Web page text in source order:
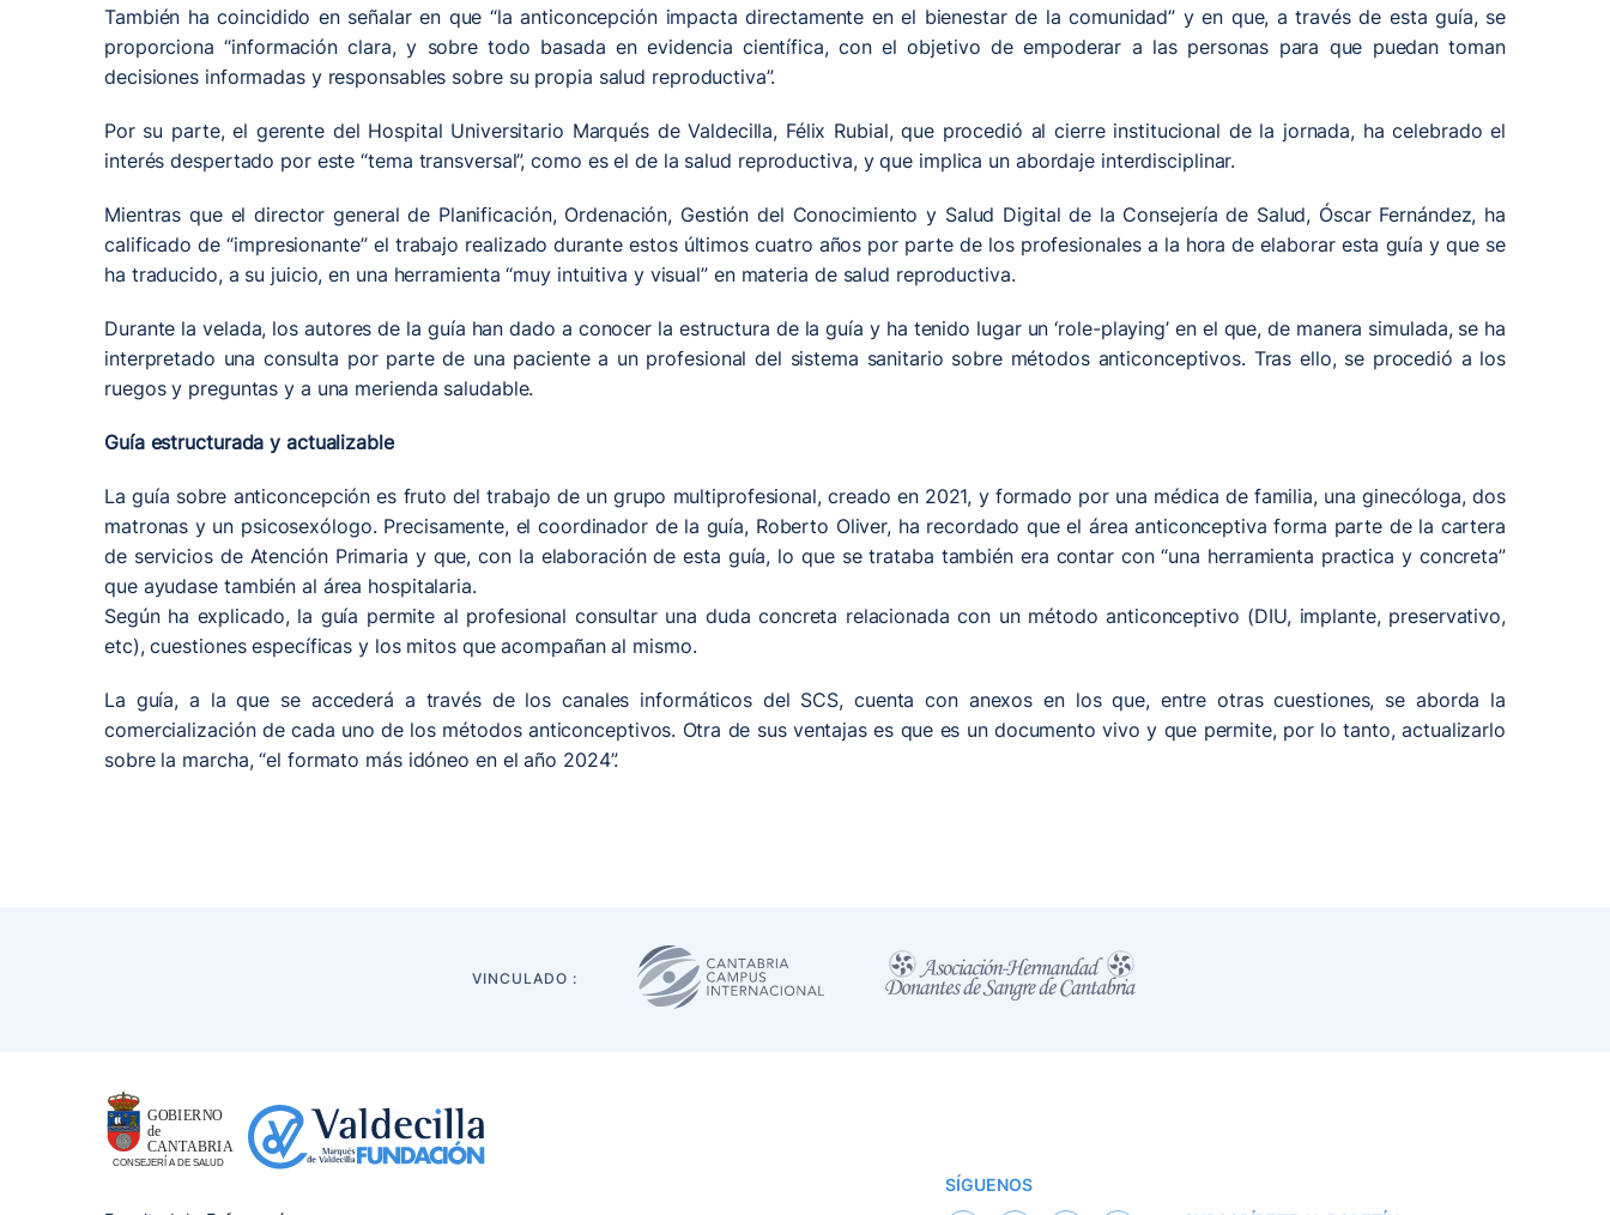
También ha coincidido en señalar en que “la anticoncepción impacta directamente en el bienestar de la comunidad” y en que, a través de esta guía, se
proporciona “información clara, y sobre todo basada en evidencia científica, con el objetivo de empoderar a las personas para que puedan toman
decisiones informadas y responsables sobre su propia salud reproductiva”.
Por su parte, el gerente del Hospital Universitario Marqués de Valdecilla, Félix Rubial, que procedió al cierre institucional de la jornada, ha celebrado el
interés despertado por este “tema transversal”, como es el de la salud reproductiva, y que implica un abordaje interdisciplinar.
Mientras que el director general de Planificación, Ordenación, Gestión del Conocimiento y Salud Digital de la Consejería de Salud, Óscar Fernández, ha
calificado de “impresionante” el trabajo realizado durante estos últimos cuatro años por parte de los profesionales a la hora de elaborar esta guía y que se
ha traducido, a su juicio, en una herramienta “muy intuitiva y visual” en materia de salud reproductiva.
Durante la velada, los autores de la guía han dado a conocer la estructura de la guía y ha tenido lugar un ‘role-playing’ en el que, de manera simulada, se ha
interpretado una consulta por parte de una paciente a un profesional del sistema sanitario sobre métodos anticonceptivos. Tras ello, se procedió a los
ruegos y preguntas y a una merienda saludable.
Guía estructurada y actualizable
La guía sobre anticoncepción es fruto del trabajo de un grupo multiprofesional, creado en 2021, y formado por una médica de familia, una ginecóloga, dos
matronas y un psicosexólogo. Precisamente, el coordinador de la guía, Roberto Oliver, ha recordado que el área anticonceptiva forma parte de la cartera
de servicios de Atención Primaria y que, con la elaboración de esta guía, lo que se trataba también era contar con “una herramienta practica y concreta”
que ayudase también al área hospitalaria.
Según ha explicado, la guía permite al profesional consultar una duda concreta relacionada con un método anticonceptivo (DIU, implante, preservativo,
etc), cuestiones específicas y los mitos que acompañan al mismo.
La guía, a la que se accederá a través de los canales informáticos del SCS, cuenta con anexos en los que, entre otras cuestiones, se aborda la
comercialización de cada uno de los métodos anticonceptivos. Otra de sus ventajas es que es un documento vivo y que permite, por lo tanto, actualizarlo
sobre la marcha, “el formato más idóneo en el año 2024”.
VINCULADO :
SÍGUENOS